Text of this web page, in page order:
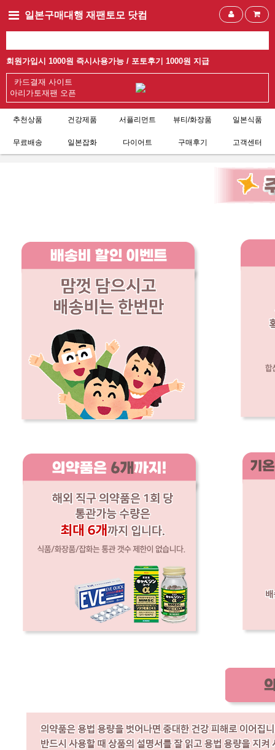
일본구매대행 재팬토모 닷컴
회원가입시 1000원 즉시사용가능 / 포토후기 1000원 지급
카드결재 사이트
아리가토재팬 오픈
추천상품 건강제품 서플리먼트 뷰티/화장품 일본식품
무료배송 일본잡화 다이어트 구매후기 고객센터